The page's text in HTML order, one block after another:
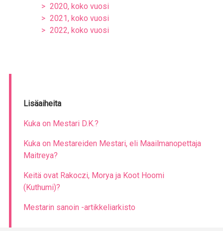
2020, koko vuosi
2021, koko vuosi
2022, koko vuosi
Lisäaiheita
Kuka on Mestari D.K.?
Kuka on Mestareiden Mestari, eli Maailmanopettaja
Maitreya?
Keitä ovat Rakoczi, Morya ja Koot Hoomi
(Kuthumi)?
Mestarin sanoin -artikkeliarkisto